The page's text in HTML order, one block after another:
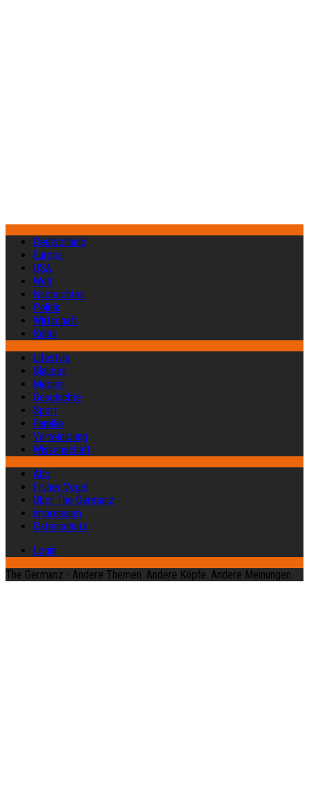
Deutschland
Europa
USA
Welt
Nachrichten
Politik
Wirtschaft
Kultur
Lifestyle
Glauben
Medien
Geschichte
Sport
Familie
Verteidigung
Wissenschaft
Abo
Früher Vogel
Über The Germanz
Impressum
Datenschutz
Login
The Germanz - Andere Themen. Andere Köpfe. Andere Meinungen.